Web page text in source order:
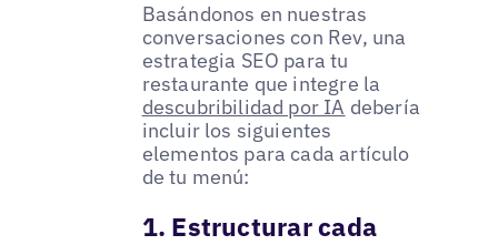
Basándonos en nuestras
conversaciones con Rev, una
estrategia SEO para tu
restaurante que integre la
descubribilidad por IA debería
incluir los siguientes
elementos para cada artículo
de tu menú:
1. Estructurar cada